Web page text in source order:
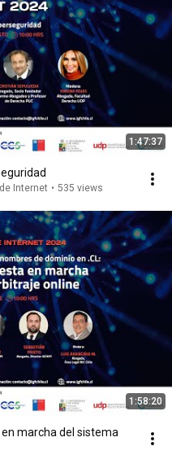
1:47:37
Internet • 535 views
1:58:20
en marcha del sistema